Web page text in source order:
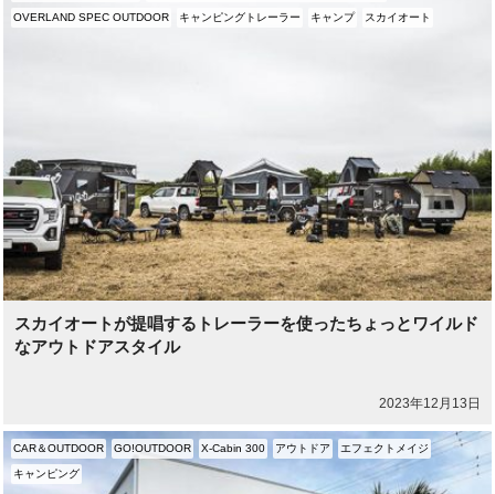
スカイオートが提唱するトレーラーを使ったちょっとワイルド
なアウトドアスタイル
2023年12月13日
OVERLAND SPEC OUTDOOR キャンピングトレーラー キャンプ スカイオート
CAR＆OUTDOOR GO!OUTDOOR X-Cabin 300 アウトドア エフェクトメイジ
キャンピング